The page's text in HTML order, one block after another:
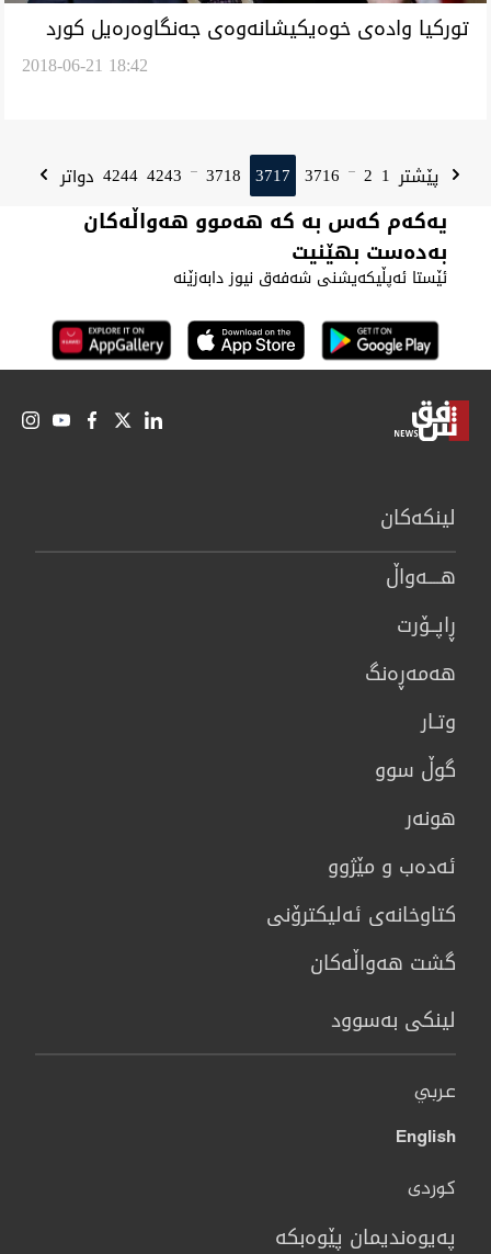
توركيا واده‌ى خوه‌يكيشانه‌وه‌ى جه‌نگاوه‌ره‌يل كورد
2018-06-21 18:42
پێشتر 1
2
...
3716
3717
3718
...
4243
4244 دواتر
یەکەم کەس بە کە هەموو هەواڵەکان
بەدەست بهێنیت
ئێستا ئەپڵیکەیشنی شەفەق نیوز دابەزێنە
لینكەكان
هــــه‌واڵ
ڕاپــۆرت
هه‌مه‌ڕه‌نگ
وتـار
گوڵ سوو
هونه‌ر
ئەدەب و مێژوو
كتاوخانه‌ی ئه‌ليكترۆنی
گشت هەواڵەکان
لینکی بەسوود
عربي
English
کوردی
پەیوەندیمان پێوەبکە